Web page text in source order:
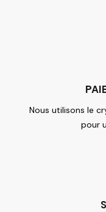
Nous utilisons le
pour